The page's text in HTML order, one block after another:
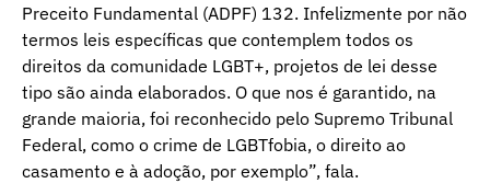
Preceito Fundamental (ADPF) 132. Infelizmente por não
termos leis específicas que contemplem todos os
direitos da comunidade LGBT+, projetos de lei desse
tipo são ainda elaborados. O que nos é garantido, na
grande maioria, foi reconhecido pelo Supremo Tribunal
Federal, como o crime de LGBTfobia, o direito ao
casamento e à adoção, por exemplo”, fala.